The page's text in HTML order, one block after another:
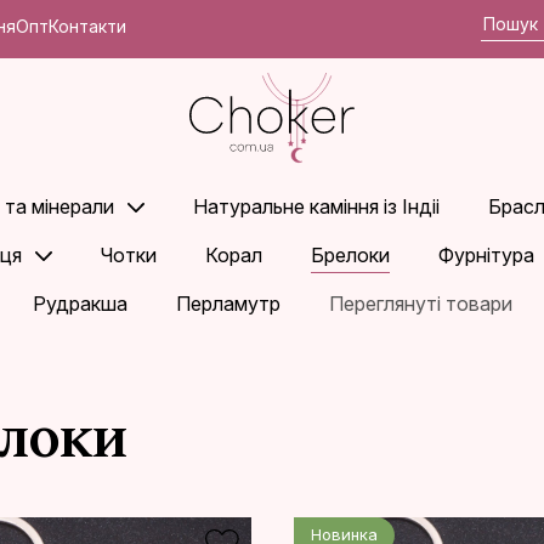
ОптКонтакти
мінерали Натуральне каміння із Індіі
Чотки Корал Брелоки
Фурнітура
Рудракша
Перламутр Переглянуті товари
Новинка